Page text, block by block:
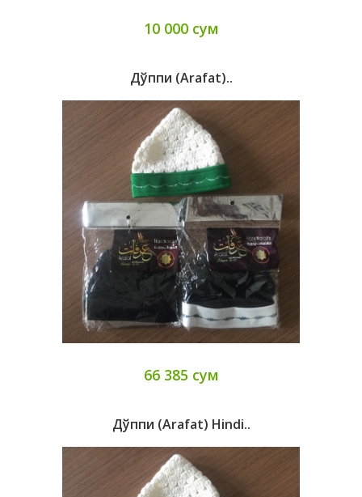
10 000 сум
Дўппи (Arafat)..
66 385 сум
Дўппи (Arafat) Hindi..